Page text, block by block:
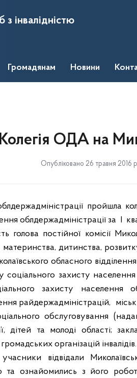
з інвалідністю
Громадянам Новини
Колегія ОДА на
Опубліковано 26 травня 2016
пройшла
облдержадміністрації за I
голова постійної комісії
материнства, дитинства,
обласного
соціального захисту
захисту населення
райдержадміністрацій,
обслуговування
дітей та молоді області;
організацій інвалідів.
відвідали
та ознайомились з його